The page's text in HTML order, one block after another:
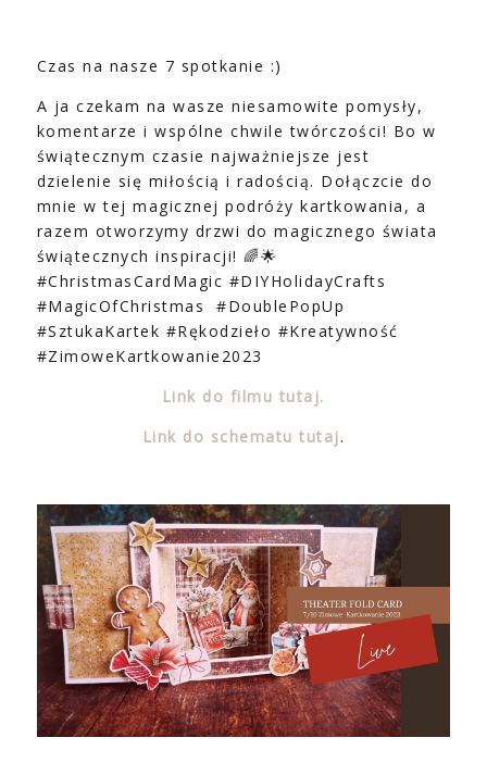
Czas na nasze 7 spotkanie :)
A ja czekam na wasze niesamowite pomysły,
komentarze i wspólne chwile twórczości! Bo w
świątecznym czasie najważniejsze jest
dzielenie się miłością i radością. Dołączcie do
mnie w tej magicznej podróży kartkowania, a
razem otworzymy drzwi do magicznego świata
świątecznych inspiracji! 🌈🌟
#ChristmasCardMagic #DIYHolidayCrafts
#MagicOfChristmas #DoublePopUp
#SztukaKartek #Rękodzieło #Kreatywność
#ZimoweKartkowanie2023
Link do filmu tutaj.
Link do schematu tutaj.